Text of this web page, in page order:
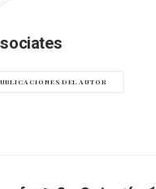
DEL AUTOR